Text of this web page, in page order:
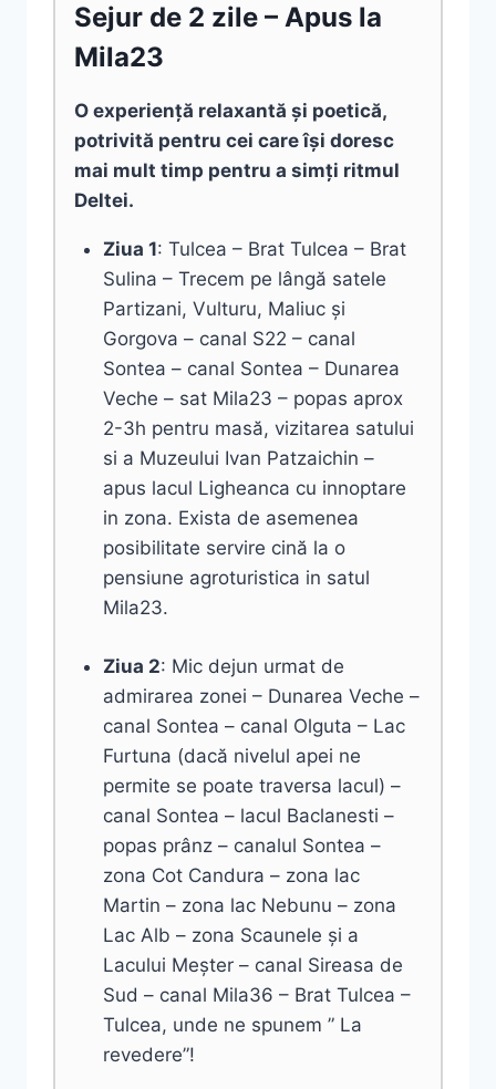
Sejur de 2 zile – Apus la
Mila23
O experiență relaxantă și poetică,
potrivită pentru cei care își doresc
mai mult timp pentru a simți ritmul
Deltei.
Ziua 1: Tulcea – Brat Tulcea – Brat
Sulina – Trecem pe lângă satele
Partizani, Vulturu, Maliuc și
Gorgova – canal S22 – canal
Sontea – canal Sontea – Dunarea
Veche – sat Mila23 – popas aprox
2-3h pentru masă, vizitarea satului
si a Muzeului Ivan Patzaichin –
apus lacul Ligheanca cu innoptare
in zona. Exista de asemenea
posibilitate servire cină la o
pensiune agroturistica in satul
Mila23.
Ziua 2: Mic dejun urmat de
admirarea zonei – Dunarea Veche –
canal Sontea – canal Olguta – Lac
Furtuna (dacă nivelul apei ne
permite se poate traversa lacul) –
canal Sontea – lacul Baclanesti –
popas prânz – canalul Sontea –
zona Cot Candura – zona lac
Martin – zona lac Nebunu – zona
Lac Alb – zona Scaunele și a
Lacului Meșter – canal Sireasa de
Sud – canal Mila36 – Brat Tulcea –
Tulcea, unde ne spunem ” La
revedere”!